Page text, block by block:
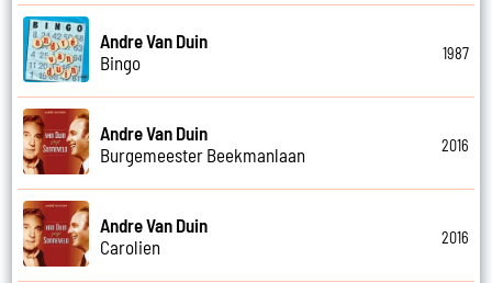
Andre Van Duin
Bingo
1987
Andre Van Duin
Burgemeester Beekmanlaan
2016
Andre Van Duin
Carolien
2016